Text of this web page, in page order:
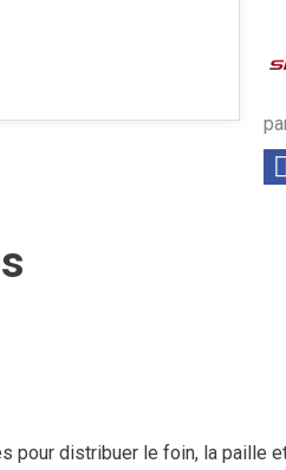
pour distribuer le foin, la paille